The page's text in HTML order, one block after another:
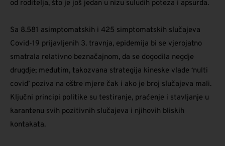
od roditelja, što je još jedan u nizu suludih poteza i apsurda.
Sa 8.581 asimptomatskih i 425 simptomatskih slučajeva
Covid-19 prijavljenih 3. travnja, epidemija bi se vjerojatno
smatrala relativno beznačajnom, da se dogodila negdje
drugdje; međutim, takozvana strategija kineske vlade ‘nulti
covid’ poziva na oštre mjere čak i ako je broj slučajeva mali.
Ključni principi politike su testiranje, praćenje i stavljanje u
karantenu svih pozitivnih slučajeva i njihovih bliskih
kontakata.